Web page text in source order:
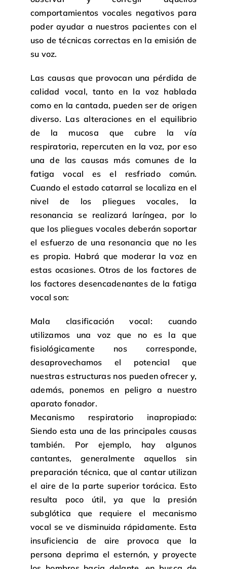
comportamientos vocales negativos para
poder ayudar a nuestros pacientes con el
uso de técnicas correctas en la emisión de
su voz.
Las causas que provocan una pérdida de
calidad vocal, tanto en la voz hablada
como en la cantada, pueden ser de origen
diverso. Las alteraciones en el equilibrio
de la mucosa que cubre la vía
respiratoria, repercuten en la voz, por eso
una de las causas más comunes de la
fatiga vocal es el resfriado común.
Cuando el estado catarral se localiza en el
nivel de los pliegues vocales, la
resonancia se realizará laríngea, por lo
que los pliegues vocales deberán soportar
el esfuerzo de una resonancia que no les
es propia. Habrá que moderar la voz en
estas ocasiones. Otros de los factores de
los factores desencadenantes de la fatiga
vocal son:
Mala clasificación vocal: cuando
utilizamos una voz que no es la que
fisiológicamente nos corresponde,
desaprovechamos el potencial que
nuestras estructuras nos pueden ofrecer y,
además, ponemos en peligro a nuestro
aparato fonador.
Mecanismo respiratorio inapropiado:
Siendo esta una de las principales causas
también. Por ejemplo, hay algunos
cantantes, generalmente aquellos sin
preparación técnica, que al cantar utilizan
el aire de la parte superior torácica. Esto
resulta poco útil, ya que la presión
subglótica que requiere el mecanismo
vocal se ve disminuida rápidamente. Esta
insuficiencia de aire provoca que la
persona deprima el esternón, y proyecte